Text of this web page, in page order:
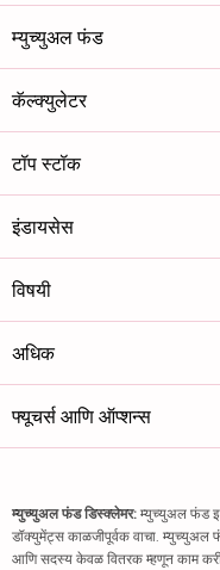
म्युच्युअल फंड
कॅल्क्युलेटर
टॉप स्टॉक
इंडायसेस
विषयी
अधिक
फ्यूचर्स आणि ऑप्शन्स
म्युच्युअल फंड डिस्क्लेमर: म्युच्युअल फंड
डॉक्युमेंट्स काळजीपूर्वक वाचा.
आणि सदस्य केवळ वितरक म्हणून काम